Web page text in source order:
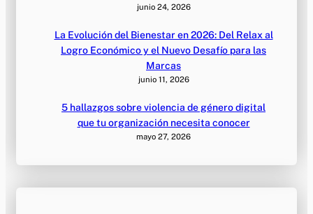
junio 24, 2026
La Evolución del Bienestar en 2026: Del Relax al
Logro Económico y el Nuevo Desafío para las
Marcas
junio 11, 2026
5 hallazgos sobre violencia de género digital
que tu organización necesita conocer
mayo 27, 2026